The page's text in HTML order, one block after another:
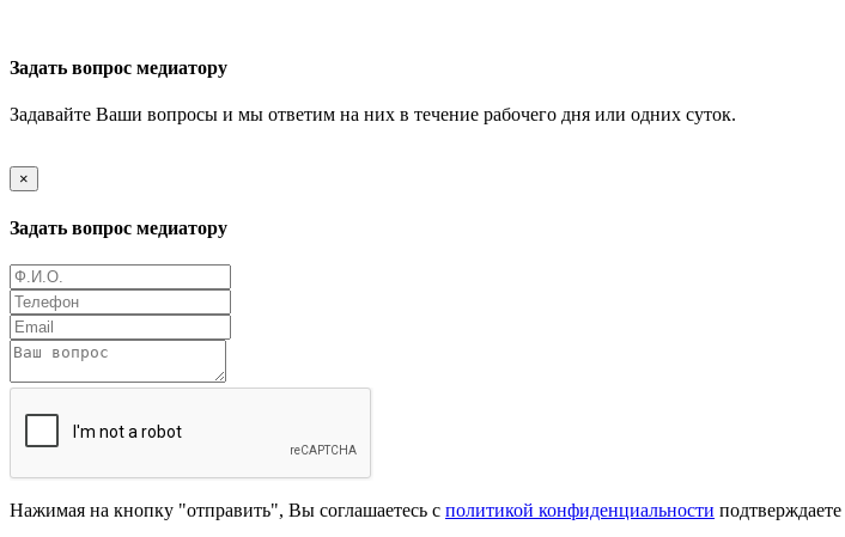
до обращения в суд, так и на
даже при исполнении судебного
Задать вопрос медиатору
Задавайте Ваши вопросы и мы ответим на них в течение рабочего дня или одних суток.
×
Задать вопрос медиатору
Нажимая на кнопку "отправить", Вы соглашаетесь с политикой конфиденциальности подтверждаете